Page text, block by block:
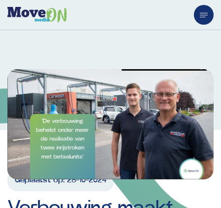
Geplaatst op:28-10-2024